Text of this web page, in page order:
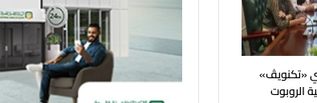
«تكنويڤ»
الروبوت